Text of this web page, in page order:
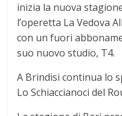
inizia la nuova
l’operetta La Vedova
con un fuori
suo nuovo studio, T4.
A Brindisi continua lo
Lo Schiaccianoci del